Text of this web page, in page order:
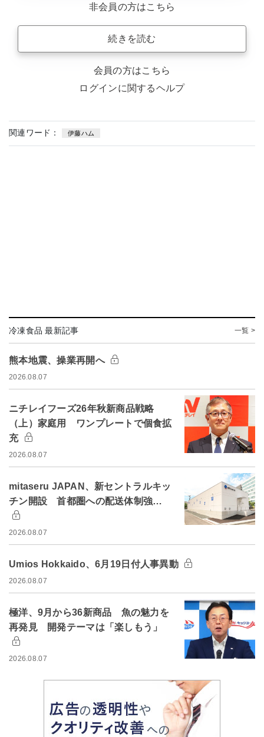
非会員の方はこちら
続きを読む
会員の方はこちら
ログインに関するヘルプ
関連ワード： 伊藤ハム
冷凍食品 最新記事 一覧 >
熊本地震、操業再開へ
2026.08.07
ニチレイフーズ26年秋新商品戦略
（上）家庭用 ワンプレートで個食拡
充
2026.08.07
mitaseru JAPAN、新セントラルキッ
チン開設 首都圏への配送体制強…
2026.08.07
Umios Hokkaido、6月19日付人事異動
2026.08.07
極洋、9月から36新商品 魚の魅力を
再発見 開発テーマは「楽しもう」
2026.08.07